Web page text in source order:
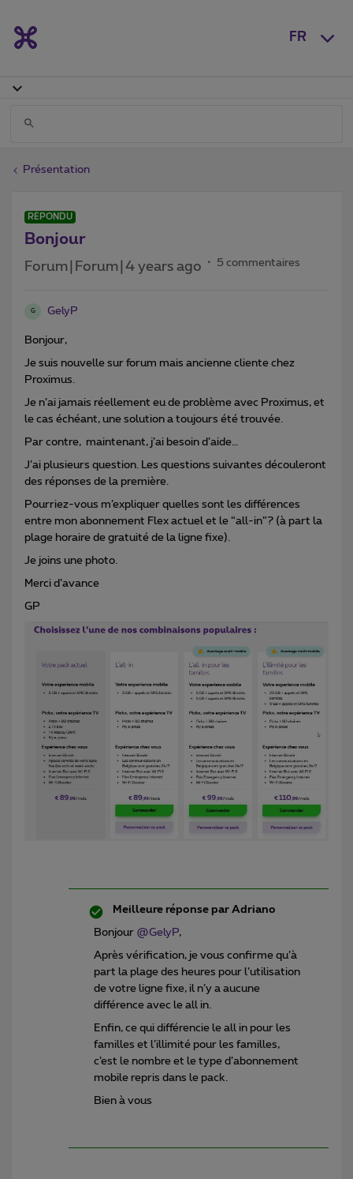
FR
Présentation
RÉPONDU
Bonjour
Forum|Forum|4 years ago 5 commentaires
G GelyP
Bonjour,
Je suis nouvelle sur forum mais ancienne cliente chez
Proximus.
Je n’ai jamais réellement eu de problème avec Proximus, et
le cas échéant, une solution a toujours été trouvée.
Par contre, maintenant, j’ai besoin d’aide…
J’ai plusieurs question. Les questions suivantes découleront
des réponses de la première.
Pourriez-vous m’expliquer quelles sont les différences
entre mon abonnement Flex actuel et le “all-in”? (à part la
plage horaire de gratuité de la ligne fixe).
Je joins une photo.
Merci d’avance
GP
Meilleure réponse par Adriano
Bonjour @GelyP,
Après vérification, je vous confirme qu’à
part la plage des heures pour l’utilisation
de votre ligne fixe, il n’y a aucune
différence avec le all in.
Enfin, ce qui différencie le all in pour les
familles et l’illimité pour les familles,
c’est le nombre et le type d’abonnement
mobile repris dans le pack.
Bien à vous